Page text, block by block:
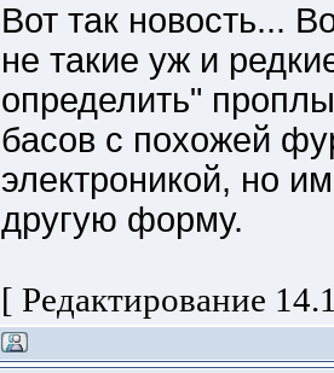
Вот так новость...
не такие уж и
определить"
басов с похожей
электроникой, но
другую форму.
[ Редактирование